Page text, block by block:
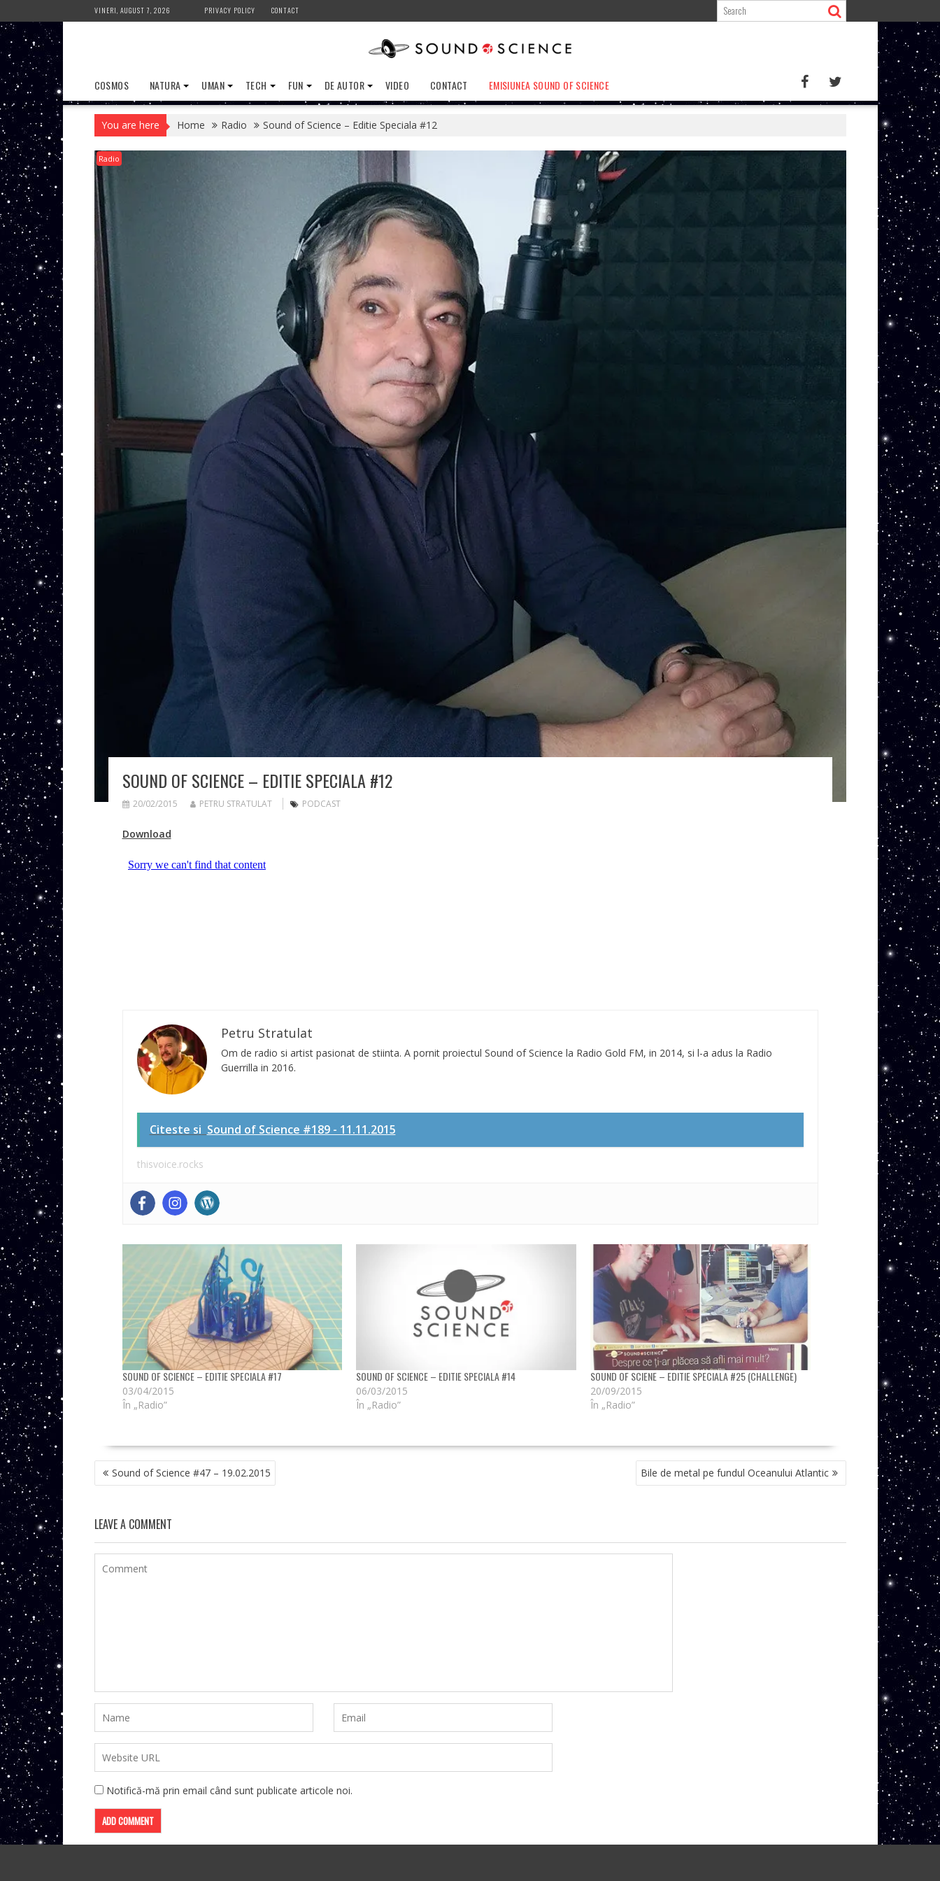
to
content
VINERI, AUGUST 7, 2026 PRIVACY POLICY CONTACT
COSMOS NATURA UMAN TECH FUN DE AUTOR VIDEO CONTACT EMISIUNEA SOUND OF SCIENCE
You are here Home Radio Sound of Science – Editie Speciala #12
Radio
SOUND OF SCIENCE – EDITIE SPECIALA #12
20/02/2015 PETRU STRATULAT PODCAST
Download
Petru Stratulat
Om de radio si artist pasionat de stiinta. A pornit proiectul Sound of Science la Radio Gold FM, in 2014, si l-a adus la Radio
Guerrilla in 2016.
Citeste si Sound of Science #189 - 11.11.2015
thisvoice.rocks
SOUND OF SCIENCE – EDITIE SPECIALA #17
03/04/2015
În „Radio”
SOUND OF SCIENCE – EDITIE SPECIALA #14
06/03/2015
În „Radio”
SOUND OF SCIENE – EDITIE SPECIALA #25 (CHALLENGE)
20/09/2015
În „Radio”
NAVIGARE
ÎN Sound of Science #47 – 19.02.2015 Bile de metal pe fundul Oceanului Atlantic
LEAVE A COMMENT
Notifică-mă prin email când sunt publicate articole noi.